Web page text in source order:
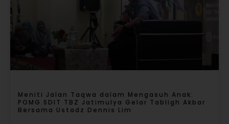
Meniti Jalan Taqwa dalam Mengasuh Anak:
POMG SDIT TBZ Jatimulya Gelar Tabligh Akbar
Bersama Ustadz Dennis Lim